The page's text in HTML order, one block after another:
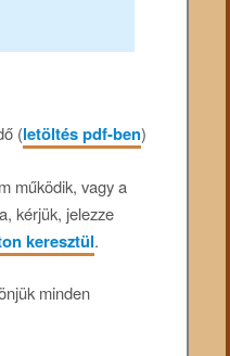
(letöltés pdf-ben)
működik, vagy a
kérjük, jelezze
keresztül.
minden